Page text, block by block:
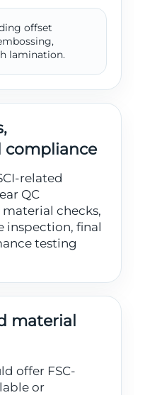
offset
lamination.
compliance
related
QC
checks,
inspection, final
testing
material
offer FSC-
or